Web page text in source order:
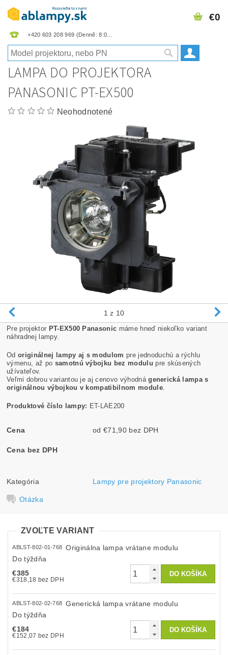
+420 603 208 969
€0
LAMPA DO PROJEKTORA
PANASONIC PT-EX500
Neohodnotené
1 z 10
Pre projektor PT-EX500 Panasonic máme hneď niekoľko variant
náhradnej lampy.
Odoriginálnej lampy aj s modulom pre jednoduchú a rýchlu
výmenu, až po samotnú výbojku bez modulu pre skúsených
užívateľov.
Veľmi dobrou variantou je aj cenovo výhodnágenerická lampa s
originálnou výbojkou v kompatibilnom module.
Produktové číslo lampy: ET-LAE200
Cena od €71,90 bez DPH
Cena bez DPH
Kategória Lampy pre projektory Panasonic
Otázka
ZVOĽTE VARIANT
ABLST-802-01-768
Originálna lampa vrátane modulu
Do týždňa
€385
€318,18 bez DPH
ABLST-802-02-768
Generická lampa vrátane modulu
Do týždňa
€184
€152,07 bez DPH